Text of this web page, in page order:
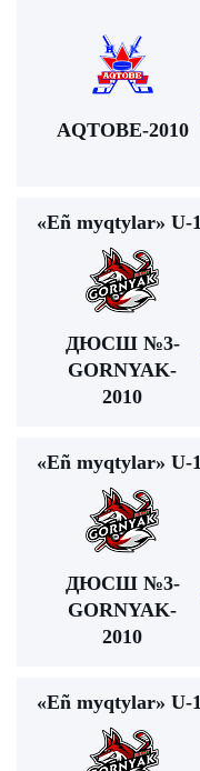
AQTOBE-2010
«Eñ myqtylar» U-
ДЮСШ №3-
GORNYAK-
2010
«Eñ myqtylar» U-
ДЮСШ №3-
GORNYAK-
2010
«Eñ myqtylar» U-